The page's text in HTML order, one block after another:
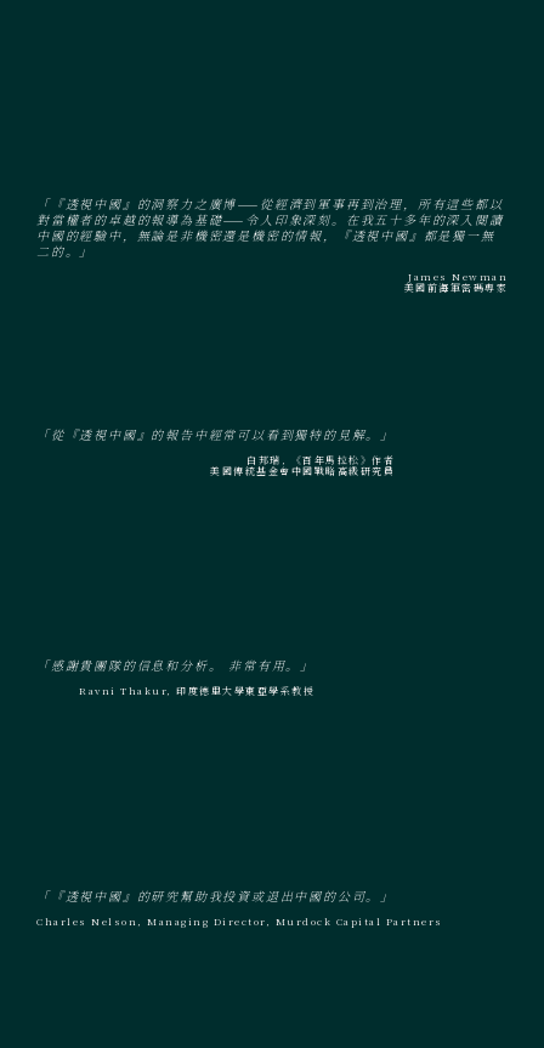
「『透視中國』的洞察力之廣博——從經濟到軍事再到治理，所有這些都以
對當權者的卓越的報導為基礎——令人印象深刻。在我五十多年的深入閱讀
中國的經驗中，無論是非機密還是機密的情報，『透視中國』都是獨一無
二的。」
James Newman
美國前海軍密碼專家
「從『透視中國』的報告中經常可以看到獨特的見解。」
白邦瑞, 《百年馬拉松》作者
美國傳統基金會中國戰略高級研究員
「感謝貴團隊的信息和分析。 非常有用。」
Ravni Thakur, 印度德里大學東亞學系教授
「『透視中國』的研究幫助我投資或退出中國的公司。」
Charles Nelson, Managing Director, Murdock Capital Partners